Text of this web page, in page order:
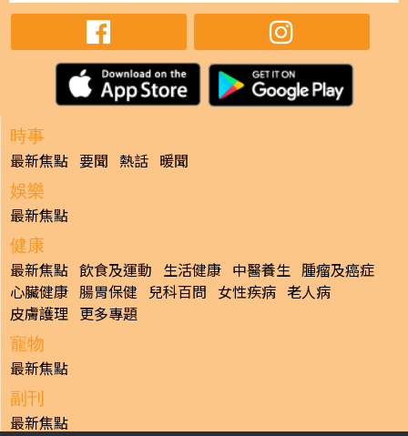
時事
最新焦點 要聞 熱話 暖聞
娛樂
最新焦點
健康
最新焦點 飲食及運動 生活健康 中醫養生 腫瘤及癌症
心臟健康 腸胃保健 兒科百問 女性疾病 老人病
皮膚護理 更多專題
寵物
最新焦點
副刊
最新焦點